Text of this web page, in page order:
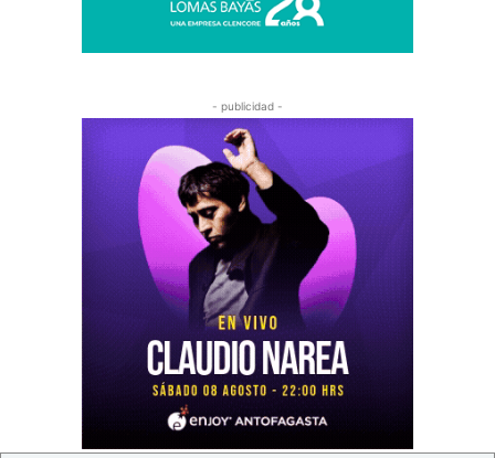
- publicidad -